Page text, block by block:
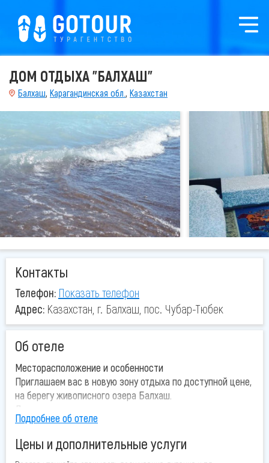
ДОМ ОТДЫХА "БАЛХАШ"
Балхаш, Карагандинская обл., Казахстан
Контакты
Телефон: Показать телефон
Адрес: Казахстан, г. Балхаш, пос. Чубар-Тюбек
Об отеле
Месторасположение и особенности
Приглашаем вас в новую зону отдыха по доступной цене,
на берегу живописного озера Балхаш.
Песчаный пляж, шезлонги, зонтики, полотенца, пляжный
бар, барбекю
Уютные ресторан на свежем воздухе с видом на озеро:
Подробнее об отеле
Цены и дополнительные услуги